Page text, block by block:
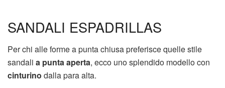
SANDALI ESPADRILLAS
Per chi alle forme a punta chiusa preferisce quelle stile
sandali a punta aperta, ecco uno splendido modello con
cinturino dalla para alta.